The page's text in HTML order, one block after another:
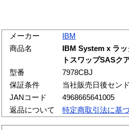
メーカー
IBM
商品名
IBM System x ラ
トスワップSASク
型番
7978CBJ
保証条件
当社販売日後セン
JANコード
4968665641005
返品について
特定商取引法に基